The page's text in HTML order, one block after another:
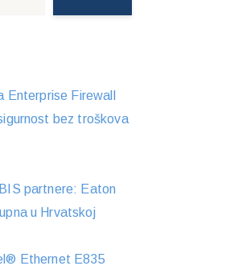
Enterprise Firewall
bez troškova
partnere: Eaton
u Hrvatskoj
Ethernet E835